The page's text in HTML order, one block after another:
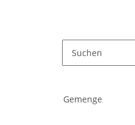
Gemenge